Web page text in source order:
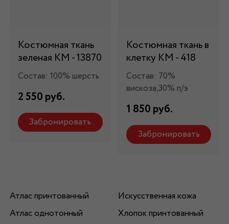
Костюмная ткань
зеленая КМ - 13870
Состав: 100% шерсть
2 550 руб.
Забронировать
Костюмная ткань в
клетку КМ - 418
Состав: 70%
вискоза,30% п/э
1 850 руб.
Забронировать
Атлас принтованный
Атлас однотонный
Искусственная кожа
Хлопок принтованный